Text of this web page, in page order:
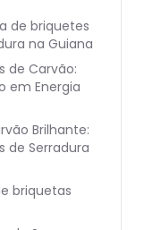
de briquetes
na Guiana
de Carvão:
em Energia
Brilhante:
de Serradura
briquetas